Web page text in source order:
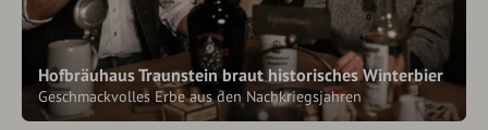
Hofbräuhaus Traunstein braut historisches Winterbier
Geschmackvolles Erbe aus den Nachkriegsjahren